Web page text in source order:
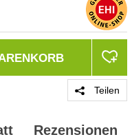
Teilen
Rezensionen